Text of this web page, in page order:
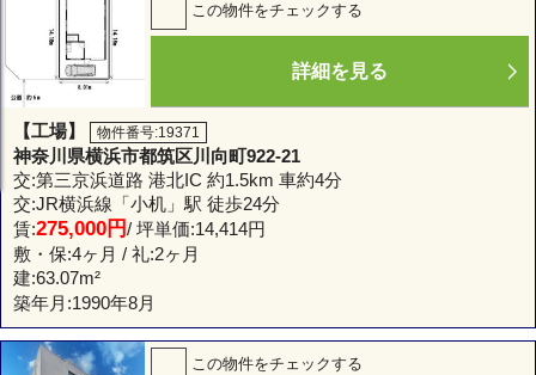
この物件をチェックする
詳細を見る
【工場】 物件番号:19371
神奈川県横浜市都筑区川向町922-21
交:第三京浜道路 港北IC 約1.5km 車約4分
交:JR横浜線「小机」駅 徒歩24分
賃:275,000円/ 坪単価:14,414円
敷・保:4ヶ月 / 礼:2ヶ月
建:63.07m²
築年月:1990年8月
この物件をチェックする